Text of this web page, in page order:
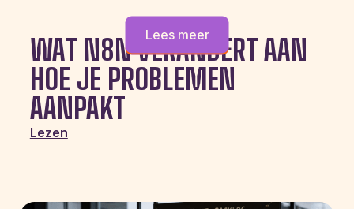
Lees meer
WAT N8N VERANDERT AAN
HOE JE PROBLEMEN
AANPAKT
Lezen